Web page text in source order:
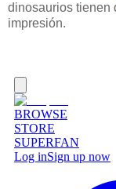
dinosaurios tienen
impresión.